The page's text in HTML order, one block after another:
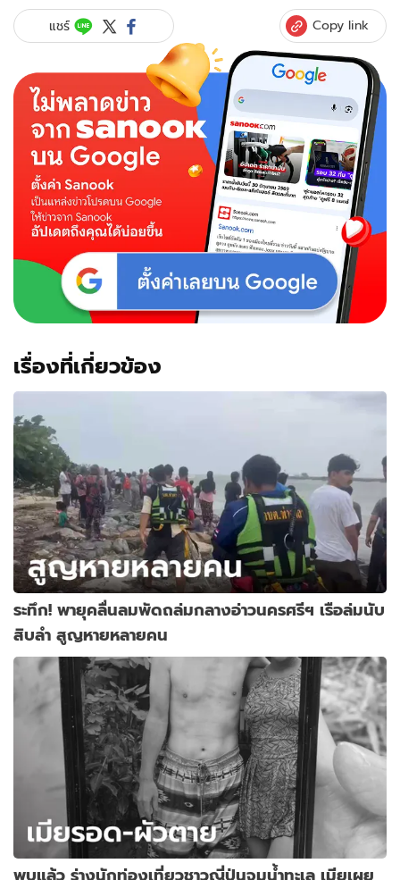
แชร์ Copy link
เรื่องที่เกี่ยวข้อง
ระทึก! พายุคลื่นลมพัดถล่มกลางอ่าวนครศรีฯ เรือล่มนับ
สิบลำ สูญหายหลายคน
พบแล้ว ร่างนักท่องเที่ยวชาวญี่ปุ่นจมน้ำทะเล เมียเผย